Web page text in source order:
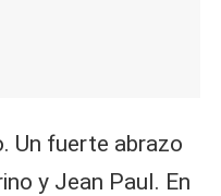
Un fuerte abrazo
y Jean Paul. En